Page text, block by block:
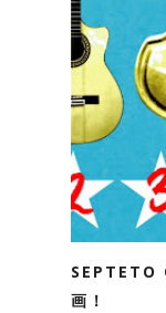
SEPTETO
画！